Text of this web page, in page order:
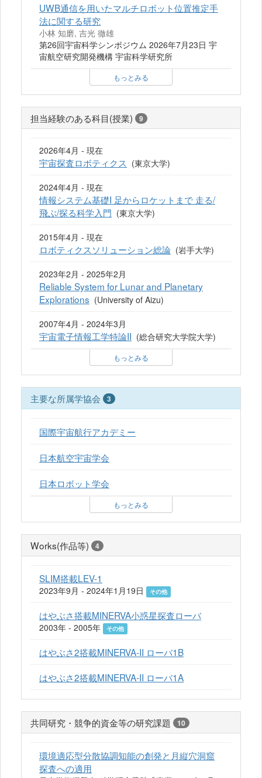
UWB通信を用いたマルチロボット位置推定手
法に関する研究
小林 知磨, 吉光 徹雄
第26回宇宙科学シンポジウム 2026年7月23日 宇
宙航空研究開発機構 宇宙科学研究所
もっとみる
担当経験のある科目(授業) 9
2026年4月 - 現在
宇宙探査ロボティクス (東京大学)
2024年4月 - 現在
情報システム基礎I 足からロケットまで 走る/
飛ぶ/探る科学入門 (東京大学)
2015年4月 - 現在
ロボティクスソリューション総論 (岩手大学)
2023年2月 - 2025年2月
Reliable System for Lunar and Planetary
Explorations (University of Aizu)
2007年4月 - 2024年3月
宇宙電子情報工学特論II (総合研究大学院大学)
もっとみる
主要な所属学協会 3
国際宇宙航行アカデミー
日本航空宇宙学会
日本ロボット学会
もっとみる
Works(作品等) 4
SLIM搭載LEV-1
2023年9月 - 2024年1月19日 その他
はやぶさ搭載MINERVA小惑星探査ローバ
2003年 - 2005年 その他
はやぶさ2搭載MINERVA-II ローバ1B
はやぶさ2搭載MINERVA-II ローバ1A
共同研究・競争的資金等の研究課題 10
環境適応型分散協調知能の創発と月縦穴洞窟
探査への適用